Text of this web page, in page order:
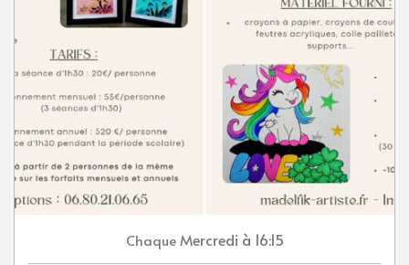
Chaque Mercredi à 16:15